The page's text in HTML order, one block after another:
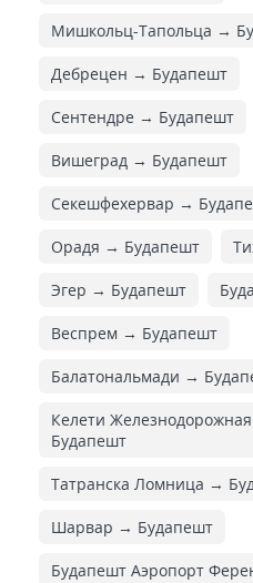
Мишкольц-Тапольца →
Дебрецен → Будапешт
Сентендре → Будапешт
Вишеград → Будапешт
Секешфехервар →
Орадя → Будапешт
Эгер → Будапешт
Веспрем → Будапешт
Балатональмади →
Келети
Будапешт
Татранска Ломница →
Шарвар → Будапешт
Будапешт Аэропорт